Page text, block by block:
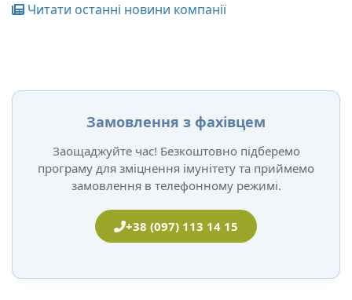
Читати останні новини компанії
Замовлення з фахівцем
Заощаджуйте час! Безкоштовно підберемо
програму для зміцнення імунітету та приймемо
замовлення в телефонному режимі.
+38 (097) 113 14 15